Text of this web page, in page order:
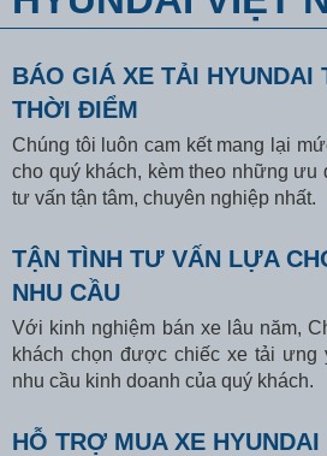
BÁO GIÁ XE TẢI HYUNDAI
THỜI ĐIỂM
Chúng tôi luôn cam kết mang lại
cho quý khách, kèm theo những
tư vấn tận tâm, chuyên nghiệp nhất.
TẬN TÌNH TƯ VẤN LỰA
NHU CẦU
Với kinh nghiệm bán xe lâu năm,
khách chọn được chiếc xe tải ưng
nhu cầu kinh doanh của quý khách.
HỖ TRỢ MUA XE